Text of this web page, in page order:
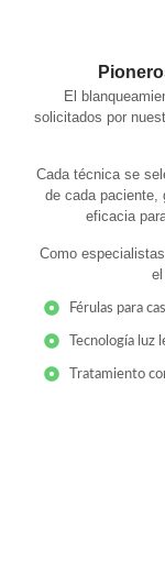
El
solicitados por
Cada técnica se
de cada paciente,
eficacia
Como
Férulas para
Tecnología luz
Tratamiento